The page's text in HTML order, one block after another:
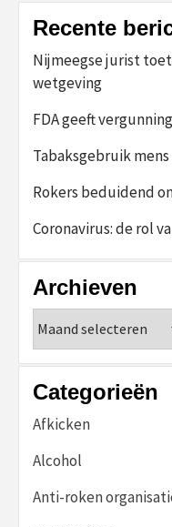
Recente
Nijmeegse jurist
wetgeving
FDA geeft
Tabaksgebruik
Rokers beduidend
Coronavirus: de rol
Archieven
Categorieën
Afkicken
Alcohol
Anti-roken